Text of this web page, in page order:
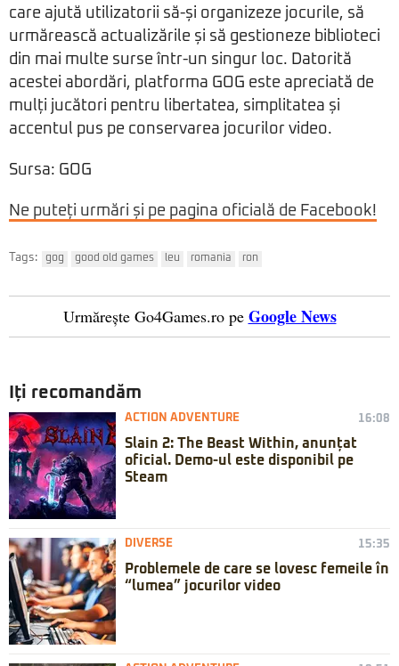
care ajută utilizatorii să-și organizeze jocurile, să
urmărească actualizările și să gestioneze biblioteci
din mai multe surse într-un singur loc. Datorită
acestei abordări, platforma GOG este apreciată de
mulți jucători pentru libertatea, simplitatea și
accentul pus pe conservarea jocurilor video.
Sursa: GOG
Ne puteți urmări și pe pagina oficială de Facebook!
Tags: gog good old games leu romania ron
Urmărește Go4Games.ro pe Google News
Iți recomandăm
ACTION ADVENTURE 16:08
Slain 2: The Beast Within, anunțat
oficial. Demo-ul este disponibil pe
Steam
DIVERSE 15:35
Problemele de care se lovesc femeile în
“lumea” jocurilor video